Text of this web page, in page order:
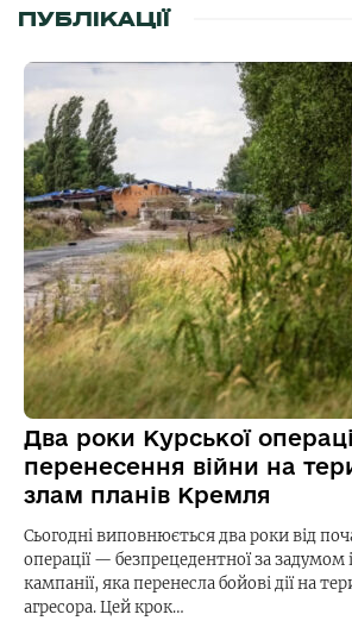
ПУБЛІКАЦІЇ
Два роки Курської
перенесення війни на
злам планів Кремля
Сьогодні виповнюється два роки від
операції — безпрецедентної за
кампанії, яка перенесла бойові дії на
агресора. Цей крок…